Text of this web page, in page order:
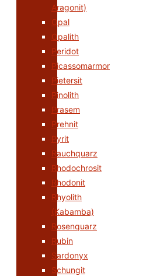
Aragonit)
Opal
Opalith
Peridot
Picassomarmor
Pietersit
Pinolith
Prasem
Prehnit
Pyrit
Rauchquarz
Rhodochrosit
Rhodonit
Rhyolith
(Kabamba)
Rosenquarz
Rubin
Sardonyx
Schungit